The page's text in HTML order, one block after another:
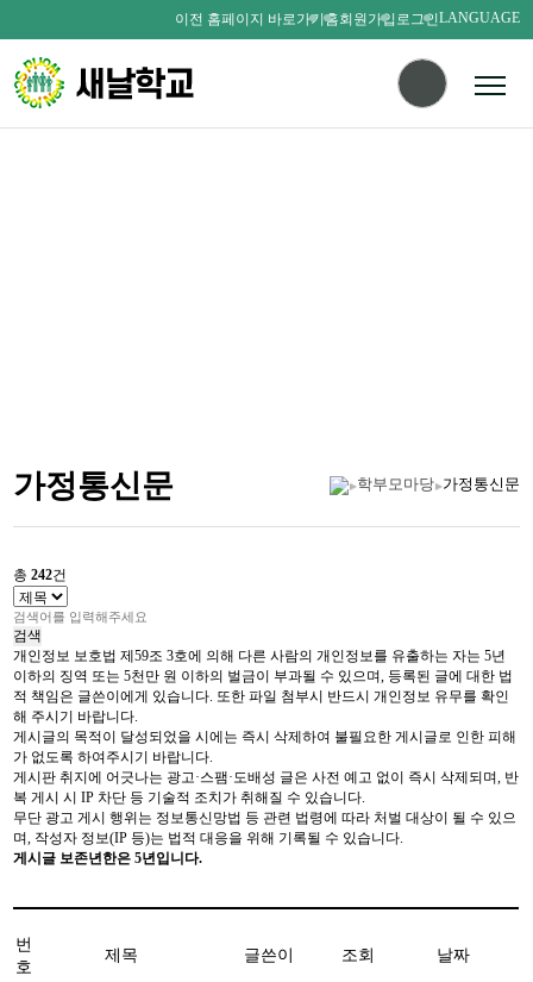
이전 홈페이지 바로가기홈회원가입 로그인LANGUAGE
가정통신문 학부모마당 가정통신문
총242건
검색
개인정보 보호법 제59조 3호에 의해 다른 사람의 개인정보를 유출하는 자는 5년
이하의 징역 또는 5천만 원 이하의 벌금이 부과될 수 있으며, 등록된 글에 대한 법
적 책임은 글쓴이에게 있습니다. 또한 파일 첨부시 반드시 개인정보 유무를 확인
해 주시기 바랍니다.
게시글의 목적이 달성되었을 시에는 즉시 삭제하여 불필요한 게시글로 인한 피해
가 없도록 하여주시기 바랍니다.
게시판 취지에 어긋나는 광고·스팸·도배성 글은 사전 예고 없이 즉시 삭제되며, 반
복 게시 시 IP 차단 등 기술적 조치가 취해질 수 있습니다.
무단 광고 게시 행위는 정보통신망법 등 관련 법령에 따라 처벌 대상이 될 수 있으
며, 작성자 정보(IP 등)는 법적 대응을 위해 기록될 수 있습니다.
게시글 보존년한은 5년입니다.
번
호
제목 글쓴이 조회 날짜